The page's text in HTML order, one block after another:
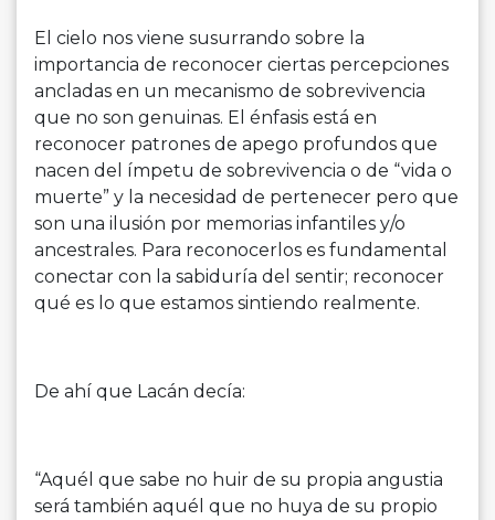
El cielo nos viene susurrando sobre la
importancia de reconocer ciertas percepciones
ancladas en un mecanismo de sobrevivencia
que no son genuinas. El énfasis está en
reconocer patrones de apego profundos que
nacen del ímpetu de sobrevivencia o de “vida o
muerte” y la necesidad de pertenecer pero que
son una ilusión por memorias infantiles y/o
ancestrales. Para reconocerlos es fundamental
conectar con la sabiduría del sentir; reconocer
qué es lo que estamos sintiendo realmente.
De ahí que Lacán decía:
“Aquél que sabe no huir de su propia angustia
será también aquél que no huya de su propio